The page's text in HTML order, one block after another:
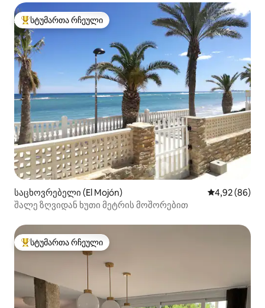
სტუმართა რჩეული მოწინავე ვარიანტი
სტუმართა რჩეული
საცხოვრებელი (El Mojón) საშუალო
4,92 (86)
შალე ზღვიდან ხუთი მეტრის მოშორებით
სტუმართა რჩეული მოწინავე ვარიანტი
სტუმართა რჩეული